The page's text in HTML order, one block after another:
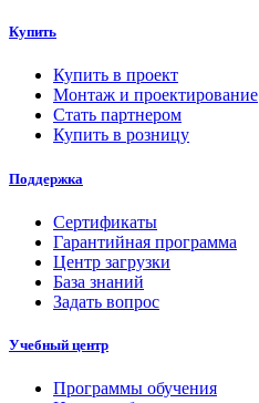
Купить
Купить в проект
Монтаж и проектирование
Стать партнером
Купить в розницу
Поддержка
Сертификаты
Гарантийная программа
Центр загрузки
База знаний
Задать вопрос
Учебный центр
Программы обучения